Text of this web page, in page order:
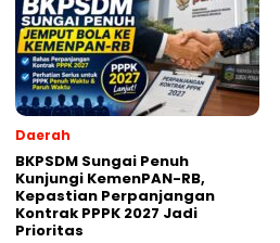
Daerah
BKPSDM Sungai Penuh
Kunjungi KemenPAN-RB,
Kepastian Perpanjangan
Kontrak PPPK 2027 Jadi
Prioritas